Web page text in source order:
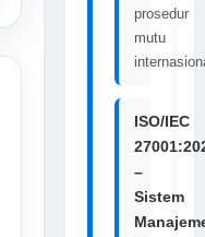
prosedur
mutu
ISO/IEC
–
Sistem